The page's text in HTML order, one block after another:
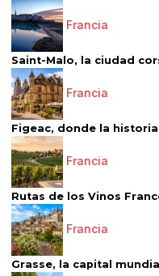
Francia
Saint-Malo, la ciudad
Francia
Figeac, donde la
Francia
Rutas de los Vinos
Francia
Grasse, la capital